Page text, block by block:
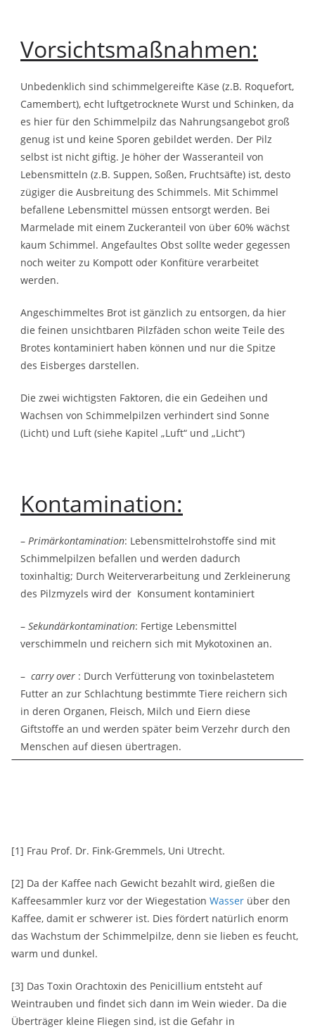
Vorsichtsmaßnahmen:
Unbedenklich sind schimmelgereifte Käse (z.B. Roquefort,
Camembert), echt luftgetrocknete Wurst und Schinken, da
es hier für den Schimmelpilz das Nahrungsangebot groß
genug ist und keine Sporen gebildet werden. Der Pilz
selbst ist nicht giftig. Je höher der Wasseranteil von
Lebensmitteln (z.B. Suppen, Soßen, Fruchtsäfte) ist, desto
zügiger die Ausbreitung des Schimmels. Mit Schimmel
befallene Lebensmittel müssen entsorgt werden. Bei
Marmelade mit einem Zuckeranteil von über 60% wächst
kaum Schimmel. Angefaultes Obst sollte weder gegessen
noch weiter zu Kompott oder Konfitüre verarbeitet
werden.
Angeschimmeltes Brot ist gänzlich zu entsorgen, da hier
die feinen unsichtbaren Pilzfäden schon weite Teile des
Brotes kontaminiert haben können und nur die Spitze
des Eisberges darstellen.
Die zwei wichtigsten Faktoren, die ein Gedeihen und
Wachsen von Schimmelpilzen verhindert sind Sonne
(Licht) und Luft (siehe Kapitel „Luft“ und „Licht“)
Kontamination:
– Primärkontamination: Lebensmittelrohstoffe sind mit
Schimmelpilzen befallen und werden dadurch
toxinhaltig; Durch Weiterverarbeitung und Zerkleinerung
des Pilzmyzels wird der Konsument kontaminiert
– Sekundärkontamination: Fertige Lebensmittel
verschimmeln und reichern sich mit Mykotoxinen an.
– carry over : Durch Verfütterung von toxinbelastetem
Futter an zur Schlachtung bestimmte Tiere reichern sich
in deren Organen, Fleisch, Milch und Eiern diese
Giftstoffe an und werden später beim Verzehr durch den
Menschen auf diesen übertragen.
[1] Frau Prof. Dr. Fink-Gremmels, Uni Utrecht.
[2] Da der Kaffee nach Gewicht bezahlt wird, gießen die
Kaffeesammler kurz vor der Wiegestation Wasser über den
Kaffee, damit er schwerer ist. Dies fördert natürlich enorm
das Wachstum der Schimmelpilze, denn sie lieben es feucht,
warm und dunkel.
[3] Das Toxin Orachtoxin des Penicillium entsteht auf
Weintrauben und findet sich dann im Wein wieder. Da die
Überträger kleine Fliegen sind, ist die Gefahr in